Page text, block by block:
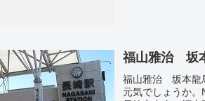
福山雅治 坂
福山雅治 坂本龍
元気でしょうか